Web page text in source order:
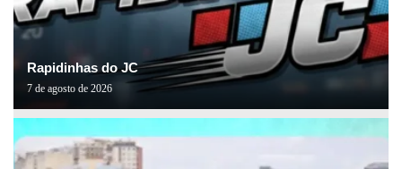
Rapidinhas do JC
7 de agosto de 2026